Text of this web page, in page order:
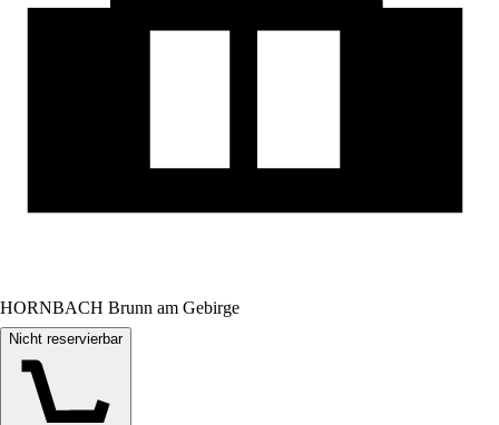
HORNBACH Brunn am Gebirge
Nicht reservierbar